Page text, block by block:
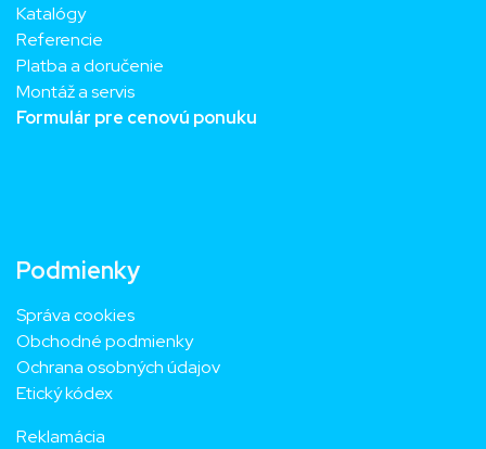
Katalógy
Referencie
Platba a doručenie
Montáž a servis
Formulár pre cenovú ponuku
Podmienky
Správa cookies
Obchodné podmienky
Ochrana osobných údajov
Etický kódex
Reklamácia